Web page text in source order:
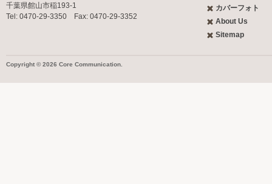
千葉県館山市稲193-1
Tel: 0470-29-3350 Fax: 0470-29-3352
カバーフォト
About Us
Sitemap
Copyright © 2026 Core Communication.